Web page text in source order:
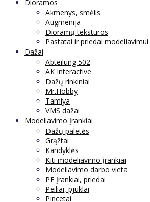
Dioramos
Akmenys, smėlis
Augmenija
Dioramų tekstūros
Pastatai ir priedai modeliavimui
Dažai
Abteilung 502
AK Interactive
Dažų rinkiniai
Mr.Hobby
Tamiya
VMS dažai
Modeliavimo Įrankiai
Dažų paletės
Grąžtai
Kandyklės
Kiti modeliavimo įrankiai
Modeliavimo darbo vieta
PE Įrankiai, priedai
Peiliai, pjūklai
Pincetai